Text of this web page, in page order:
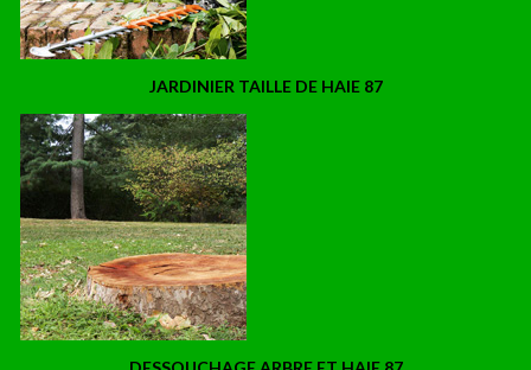
JARDINIER TAILLE DE HAIE 87